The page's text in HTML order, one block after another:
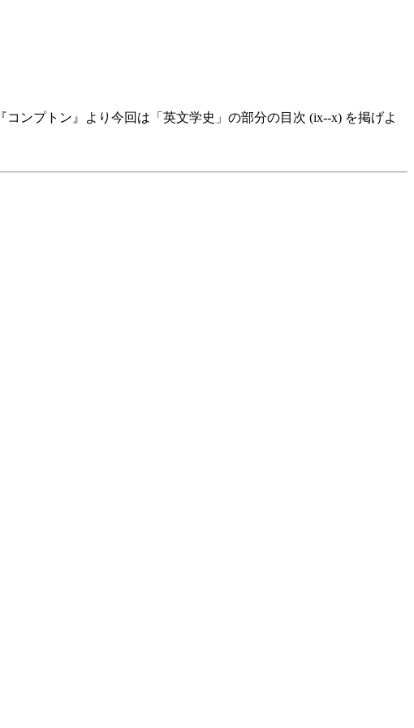
コンプトン』より今回は「英文学史」の部分の目次 (ix--x) を掲げよ